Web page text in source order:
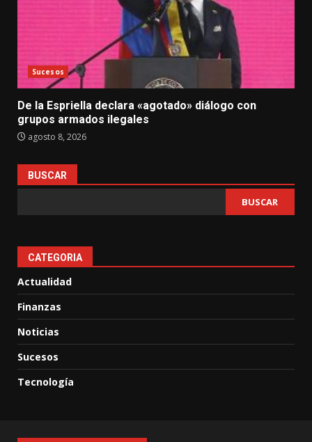
Sucesos
De la Espriella declara «agotado» diálogo con
grupos armados ilegales
agosto 8, 2026
BUSCAR
BUSCAR
CATEGORIA
Actualidad
Finanzas
Noticias
Sucesos
Tecnología